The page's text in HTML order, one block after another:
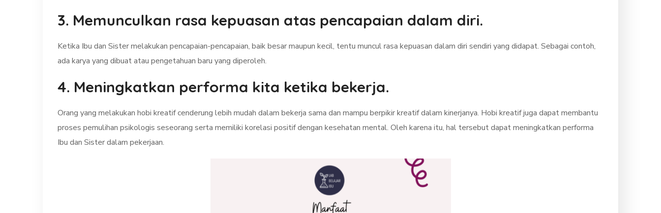
3. Memunculkan rasa kepuasan atas pencapaian dalam diri.
Ketika Ibu dan Sister melakukan pencapaian-pencapaian, baik besar maupun kecil, tentu muncul rasa kepuasan dalam diri sendiri yang didapat. Sebagai contoh,
ada karya yang dibuat atau pengetahuan baru yang diperoleh.
4. Meningkatkan performa kita ketika bekerja.
Orang yang melakukan hobi kreatif cenderung lebih mudah dalam bekerja sama dan mampu berpikir kreatif dalam kinerjanya. Hobi kreatif juga dapat membantu
proses pemulihan psikologis seseorang serta memiliki korelasi positif dengan kesehatan mental. Oleh karena itu, hal tersebut dapat meningkatkan performa
Ibu dan Sister dalam pekerjaan.